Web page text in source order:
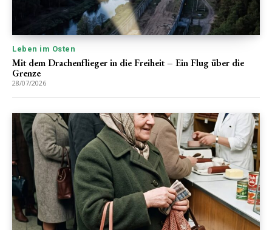
Leben im Osten
Mit dem Drachenflieger in die Freiheit – Ein Flug über die
Grenze
28/07/2026